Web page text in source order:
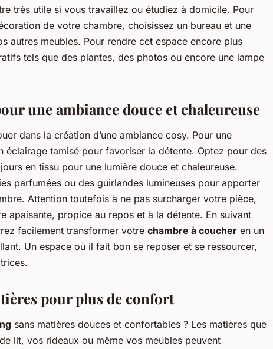
très utile si vous travaillez ou étudiez à domicile. Pour
de votre chambre, choisissez un bureau et une
autres meubles. Pour rendre cet espace encore plus
tels que des plantes, des photos ou encore une lampe
une ambiance douce et chaleureuse
dans la création d’une ambiance cosy. Pour une
éclairage tamisé pour favoriser la détente. Optez pour des
en tissu pour une lumière douce et chaleureuse.
parfumées ou des guirlandes lumineuses pour apporter
Attention toutefois à ne pas surcharger votre pièce,
apaisante, propice au repos et à la détente. En suivant
facilement transformer votre chambre à coucher en un
Un espace où il fait bon se reposer et se ressourcer,
pour plus de confort
sans matières douces et confortables ? Les matières que
lit, vos rideaux ou même vos meubles peuvent